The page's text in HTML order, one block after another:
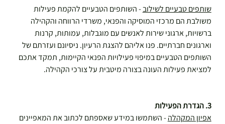
שותפים טבעיים לשילוב - השותפים הטבעיים להקמת פעילות
משולבת הם מרכזי המוסיקה והפנאי, משרדי הרווחה והקהילה
ברשויות, ארגוני שירות לאנשים עם מוגבלות, עמותות, קרנות
וארגונים חברתיים. פנו אליהם להצגת הרעיון. ניסיונם ועזרתם של
השותפים הטבעיים במיפוי פעילויות הפנאי הקיימות, תמקד אתכם
למציאת פעילות העונה בצורה מיטבית על צורכי הקהילה.
3. הגדרת הפעילות
אפיון המקהלה - השתמשו במידע שאספתם לכתוב את המאפיינים